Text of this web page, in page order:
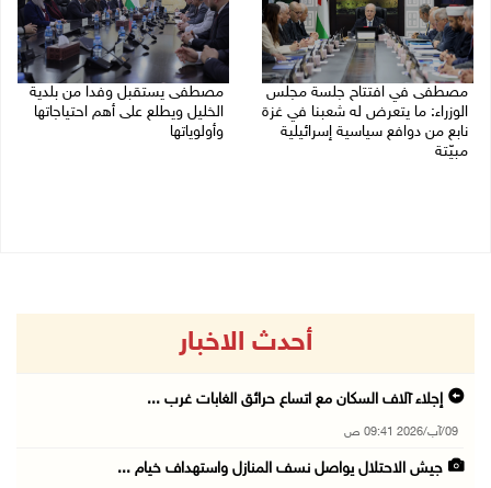
مصطفى في افتتاح جلسة مجلس
الوزراء: ما يتعرض له شعبنا في غزة
نابع من دوافع سياسية إسرائيلية
مبيّتة
مصطفى يستقبل وفدا من بلدية
الخليل ويطلع على أهم احتياجاتها
وأولوياتها
أحدث الاخبار
إجلاء آلاف السكان مع اتساع حرائق الغابات غرب ...
09/آب/2026 09:41 ص
جيش الاحتلال يواصل نسف المنازل واستهداف خيام ...